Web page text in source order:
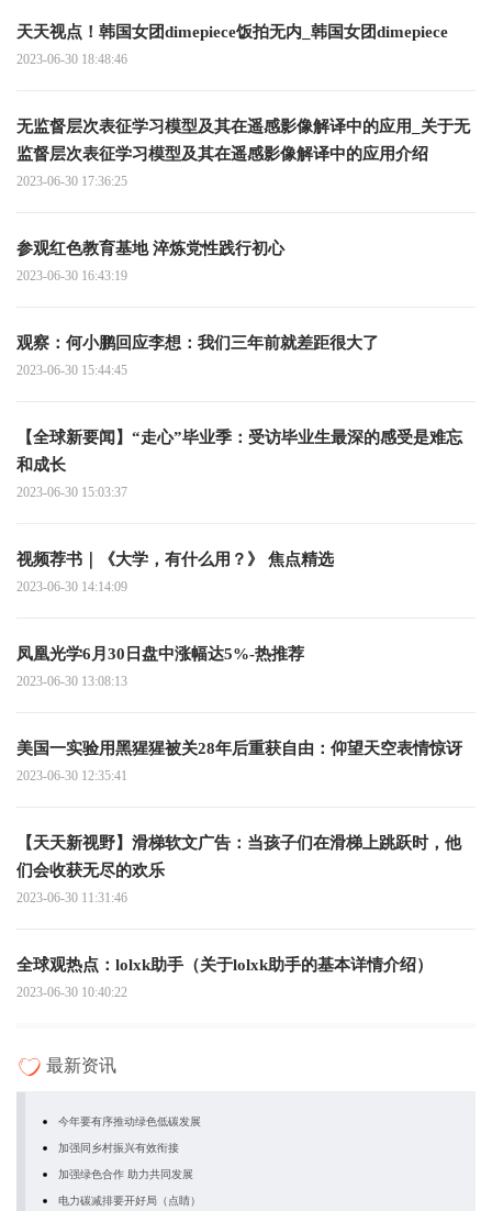
天天视点！韩国女团dimepiece饭拍无内_韩国女团dimepiece
2023-06-30 18:48:46
无监督层次表征学习模型及其在遥感影像解译中的应用_关于无
监督层次表征学习模型及其在遥感影像解译中的应用介绍
2023-06-30 17:36:25
参观红色教育基地 淬炼党性践行初心
2023-06-30 16:43:19
观察：何小鹏回应李想：我们三年前就差距很大了
2023-06-30 15:44:45
【全球新要闻】“走心”毕业季：受访毕业生最深的感受是难忘
和成长
2023-06-30 15:03:37
视频荐书｜《大学，有什么用？》 焦点精选
2023-06-30 14:14:09
凤凰光学6月30日盘中涨幅达5%-热推荐
2023-06-30 13:08:13
美国一实验用黑猩猩被关28年后重获自由：仰望天空表情惊讶
2023-06-30 12:35:41
【天天新视野】滑梯软文广告：当孩子们在滑梯上跳跃时，他
们会收获无尽的欢乐
2023-06-30 11:31:46
全球观热点：lolxk助手（关于lolxk助手的基本详情介绍）
2023-06-30 10:40:22
最新资讯
今年要有序推动绿色低碳发展
加强同乡村振兴有效衔接
加强绿色合作 助力共同发展
电力碳减排要开好局（点睛）